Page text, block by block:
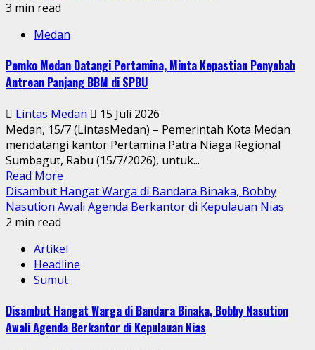
3 min read
Medan
Pemko Medan Datangi Pertamina, Minta Kepastian Penyebab
Antrean Panjang BBM di SPBU
Lintas Medan
15 Juli 2026
Medan, 15/7 (LintasMedan) – Pemerintah Kota Medan
mendatangi kantor Pertamina Patra Niaga Regional
Sumbagut, Rabu (15/7/2026), untuk...
Read More
Disambut Hangat Warga di Bandara Binaka, Bobby
Nasution Awali Agenda Berkantor di Kepulauan Nias
2 min read
Artikel
Headline
Sumut
Disambut Hangat Warga di Bandara Binaka, Bobby Nasution
Awali Agenda Berkantor di Kepulauan Nias